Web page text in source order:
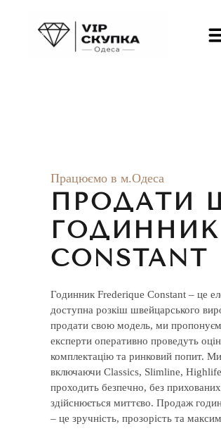
Skip to main content
Працюємо в м.Одеса
ПРОДАТИ
ГОДИННИК
CONSTANT
Годинник Frederique Constant – це
доступна розкіш швейцарського
продати свою модель, ми
експерти оперативно проведуть
комплектацію та ринковий попит. Ми
включаючи Classics, Slimline,
проходить безпечно, без прихованих
здійснюється миттєво. Продаж
– це зручність, прозорість та